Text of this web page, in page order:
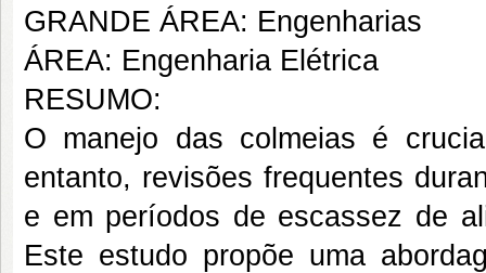
GRANDE ÁREA: Engenharias
ÁREA: Engenharia Elétrica
RESUMO:
O manejo das colmeias é
entanto, revisões frequentes
e em períodos de escassez de
Este estudo propõe uma